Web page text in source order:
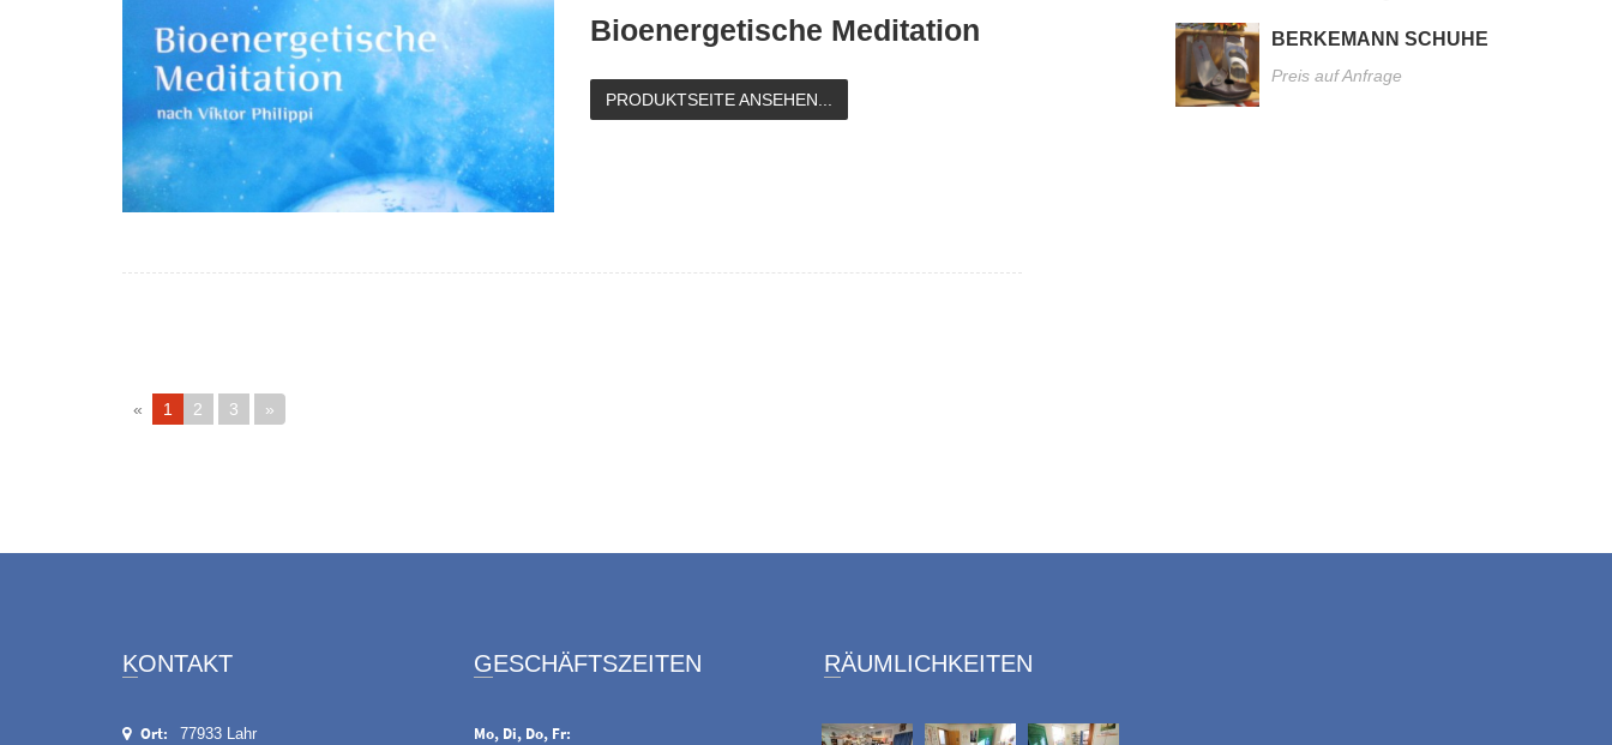
Bioenergetische Meditation
PRODUKTSEITE ANSEHEN...
« 1 2 3 »
BERKEMANN SCHUHE
Preis auf Anfrage
KONTAKT
Ort: 77933 Lahr
GESCHÄFTSZEITEN
Mo, Di, Do, Fr:
RÄUMLICHKEITEN